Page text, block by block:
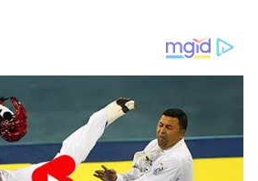
है।हाल ही में उन्होंने एक यूट्यूब
दौरान कृति ने अपने करियर और
as a Preferred